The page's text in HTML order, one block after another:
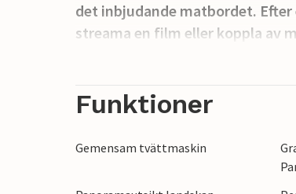
det inbjudande matbordet.
streama en film eller koppla av
med en espresso på morgonen
Sola på de vackra stränderna
kristallklara vattnet på en
Funktioner
Gemensam tvättmaskin